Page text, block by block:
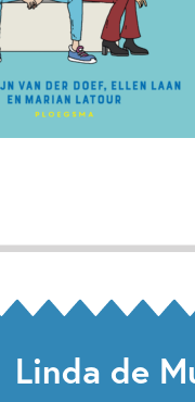
Linda de